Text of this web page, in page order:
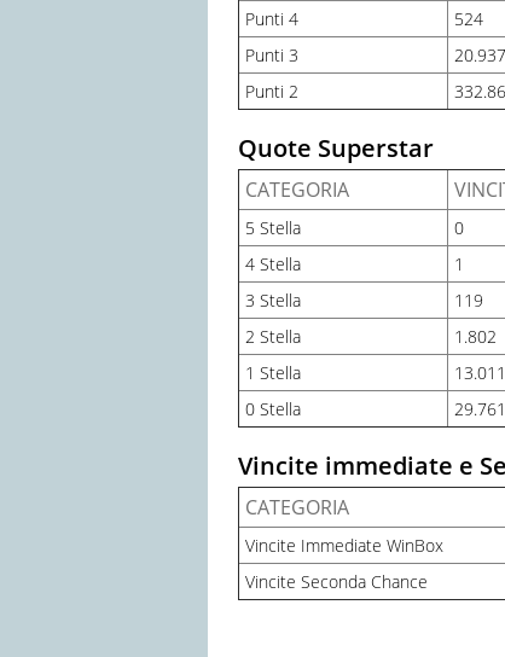
Punti 4
524
Punti 3
20.937
Punti 2
Quote Superstar
CATEGORIA
5 Stella 0
4 Stella
1
3 Stella
119
2 Stella
1.802
1 Stella
13.011
0 Stella
29.761
Vincite immediate e
CATEGORIA
Vincite Immediate WinBox
Vincite Seconda Chance